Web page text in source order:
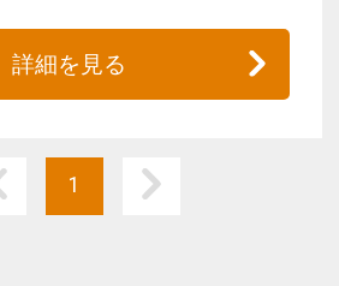
詳細を見る
1